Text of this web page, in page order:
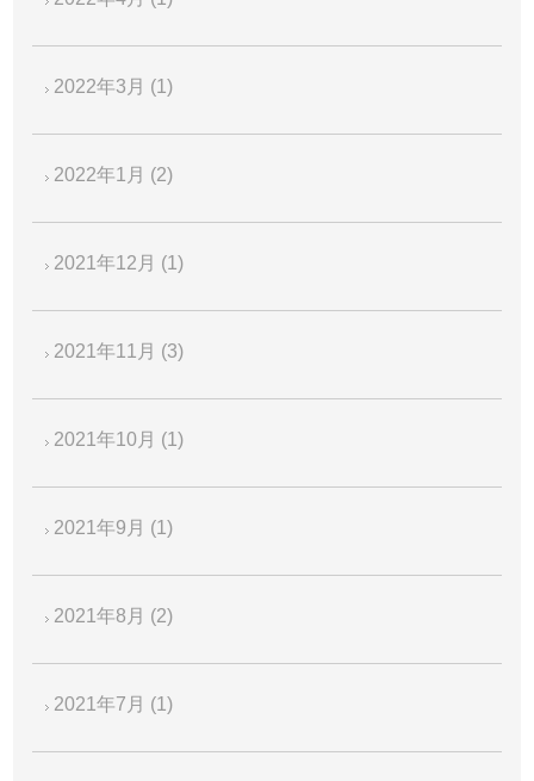
2022年3月 (1)
2022年1月 (2)
2021年12月 (1)
2021年11月 (3)
2021年10月 (1)
2021年9月 (1)
2021年8月 (2)
2021年7月 (1)